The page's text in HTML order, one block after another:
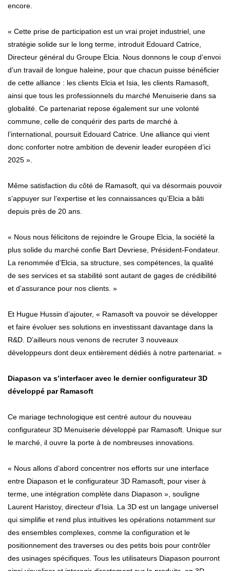
encore.
« Cette prise de participation est un vrai projet industriel, une
stratégie solide sur le long terme, introduit Edouard Catrice,
Directeur général du Groupe Elcia. Nous donnons le coup d’envoi
d’un travail de longue haleine, pour que chacun puisse bénéficier
de cette alliance : les clients Elcia et Isia, les clients Ramasoft,
ainsi que tous les professionnels du marché Menuiserie dans sa
globalité. Ce partenariat repose également sur une volonté
commune, celle de conquérir des parts de marché à
l’international, poursuit Edouard Catrice. Une alliance qui vient
donc conforter notre ambition de devenir leader européen d’ici
2025 ».
Même satisfaction du côté de Ramasoft, qui va désormais pouvoir
s’appuyer sur l’expertise et les connaissances qu’Elcia a bâti
depuis près de 20 ans.
« Nous nous félicitons de rejoindre le Groupe Elcia, la société la
plus solide du marché confie Bart Devriese, Président-Fondateur.
La renommée d’Elcia, sa structure, ses compétences, la qualité
de ses services et sa stabilité sont autant de gages de crédibilité
et d’assurance pour nos clients. »
Et Hugue Hussin d’ajouter, « Ramasoft va pouvoir se développer
et faire évoluer ses solutions en investissant davantage dans la
R&D. D’ailleurs nous venons de recruter 3 nouveaux
développeurs dont deux entièrement dédiés à notre partenariat. »
Diapason va s’interfacer avec le dernier configurateur 3D
développé par Ramasoft
Ce mariage technologique est centré autour du nouveau
configurateur 3D Menuiserie développé par Ramasoft. Unique sur
le marché, il ouvre la porte à de nombreuses innovations.
« Nous allons d’abord concentrer nos efforts sur une interface
entre Diapason et le configurateur 3D Ramasoft, pour viser à
terme, une intégration complète dans Diapason », souligne
Laurent Haristoy, directeur d'Isia. La 3D est un langage universel
qui simplifie et rend plus intuitives les opérations notamment sur
des ensembles complexes, comme la configuration et le
positionnement des traverses ou des petits bois pour contrôler
des usinages spécifiques. Tous les utilisateurs Diapason pourront